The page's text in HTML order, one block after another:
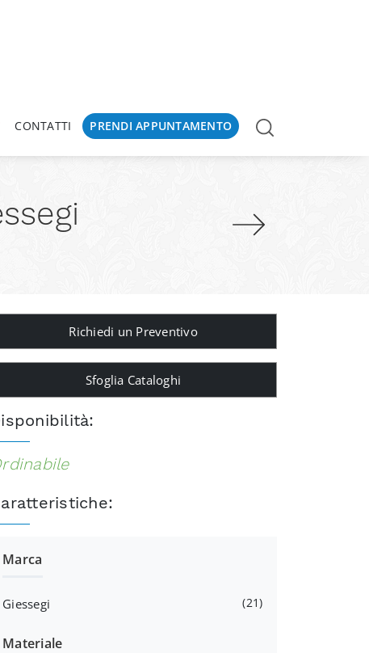
CONTATTI PRENDI APPUNTAMENTO
Richiedi un Preventivo
Sfoglia Cataloghi
Marca
Giessegi 21
Materiale